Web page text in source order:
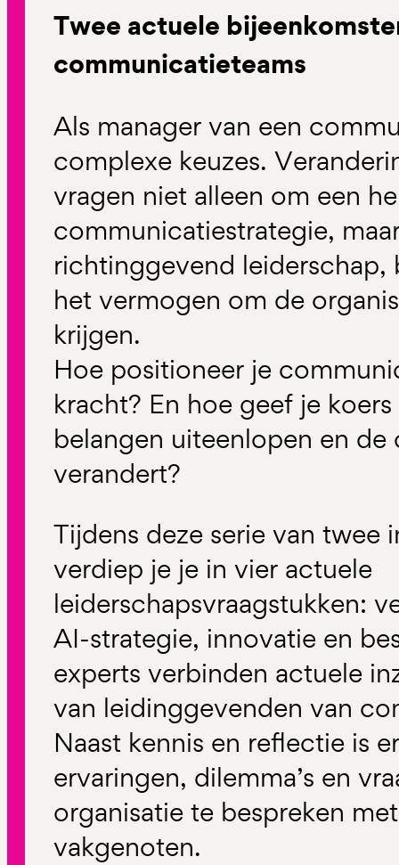
Twee actuele
communicatieteams
Als manager van een
complexe keuzes.
vragen niet alleen om een
communicatiestrategie,
richtinggevend leiderschap,
het vermogen om de
krijgen.
Hoe positioneer je
kracht? En hoe geef je
belangen uiteenlopen en
verandert?
Tijdens deze serie van twee
verdiep je je in vier actuele
leiderschapsvraagstukken:
AI-strategie, innovatie en
experts verbinden actuele
van leidinggevenden van
Naast kennis en reflectie is
ervaringen, dilemma’s en
organisatie te bespreken
vakgenoten.